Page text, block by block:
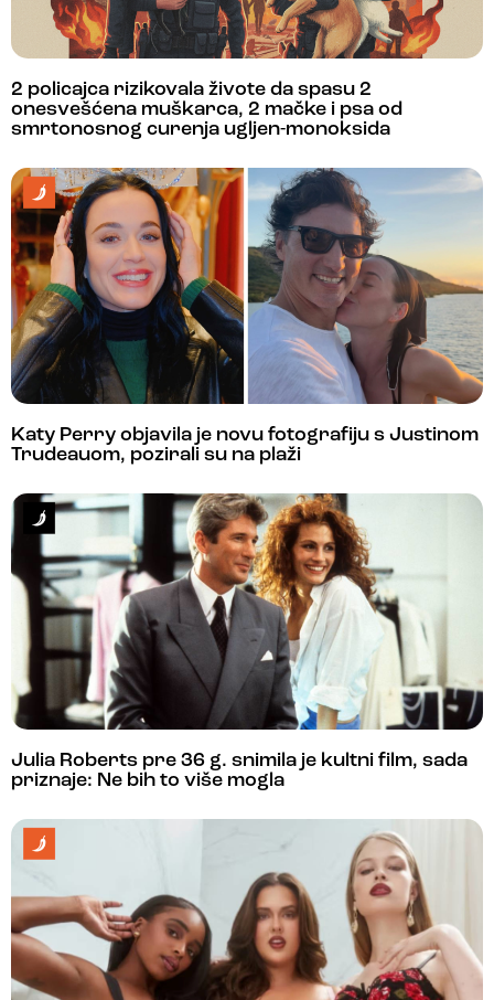
2 policajca rizikovala živote da spasu 2
onesvešćena muškarca, 2 mačke i psa od
smrtonosnog curenja ugljen-monoksida
Katy Perry objavila je novu fotografiju s Justinom
Trudeauom, pozirali su na plaži
Julia Roberts pre 36 g. snimila je kultni film, sada
priznaje: Ne bih to više mogla